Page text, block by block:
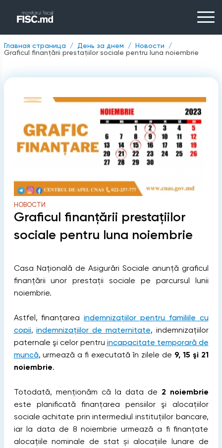
Главная страница День за днем
Новости
Graficul finanțării prestațiilor sociale pentru luna noiembrie
НОВОСТИ
Graficul finanțării prestațiilor
sociale pentru luna noiembrie
Casa Națională de Asigurări Sociale anunță graficul
finanțării unor prestații sociale pe parcursul lunii
noiembrie.
Astfel, finanțareaindemnizațiilor pentru familiile cu
copii,indemnizațiilor de maternitate, indemnizațiilor
paternale şi celor pentru incapacitate temporară de
muncă, urmează a fi executată în zilele de 9, 15 şi 21
noiembrie.
Totodată, menționăm că la data de 2 noiembrie
este planificată finanțarea pensiilor şi alocaţiilor
sociale achitate prin intermediul instituţiilor bancare,
iar la data de 8 noiembrie urmează a fi finanțate
alocaţiile nominale de stat și alocațiile lunare de